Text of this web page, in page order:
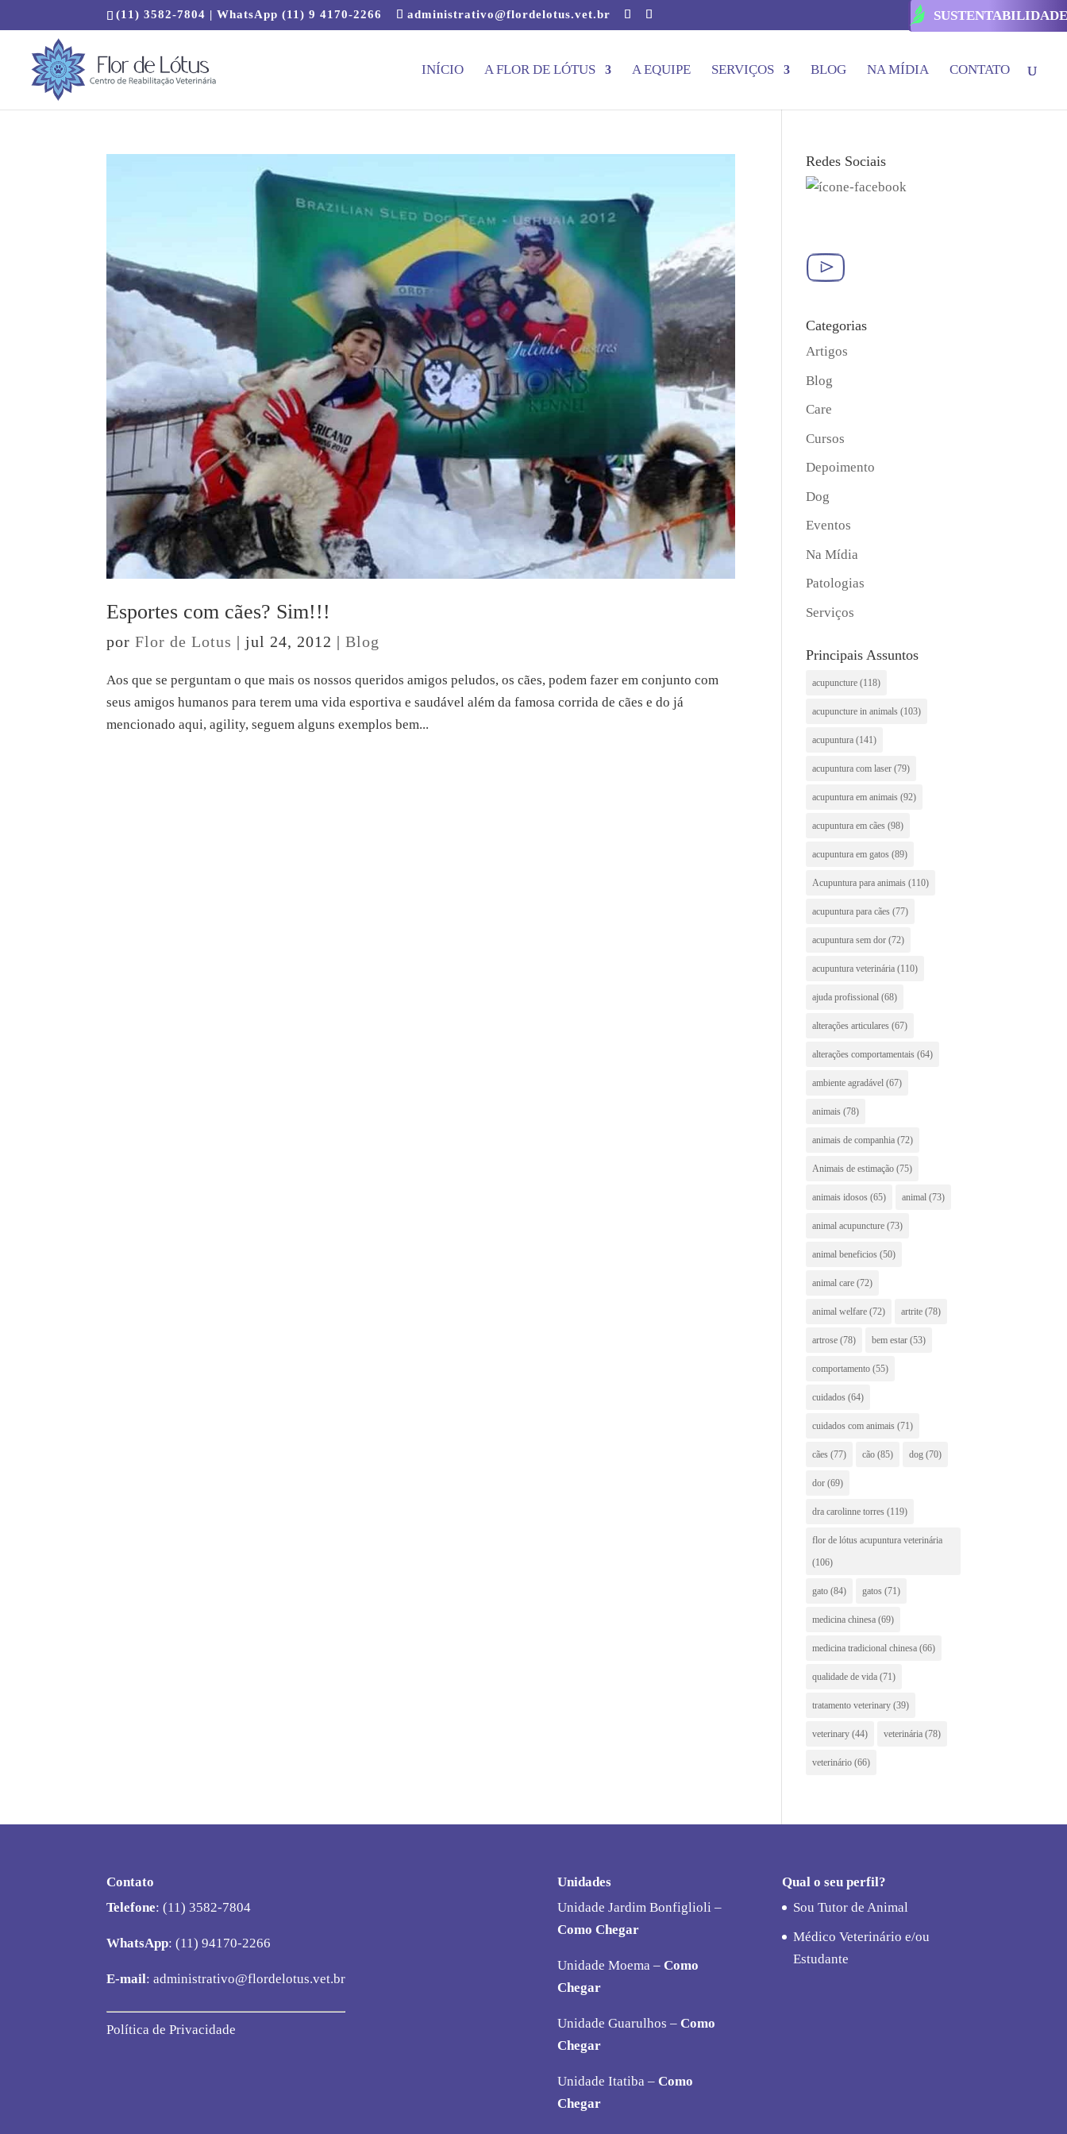
(11) 3582-7804 | WhatsApp (11) 9 4170-2266 administrativo@flordelotus.vet.br
INÍCIO A FLOR DE LÓTUS A EQUIPE SERVIÇOS BLOG NA MÍDIA CONTATO
Esportes com cães? Sim!!!
porFlor de Lotus |jul 24, 2012 |Blog
Aos que se perguntam o que mais os nossos queridos amigos peludos, os cães, podem fazer em conjunto com
seus amigos humanos para terem uma vida esportiva e saudável além da famosa corrida de cães e do já
mencionado aqui, agility, seguem alguns exemplos bem...
Redes Sociais
Categorias
Artigos
Blog
Care
Cursos
Depoimento
Dog
Eventos
Na Mídia
Patologias
Serviços
Principais Assuntos
acupuncture (118)
acupuncture in animals (103)
acupuntura (141)
acupuntura com laser (79)
acupuntura em animais (92)
acupuntura em cães (98)
acupuntura em gatos (89)
Acupuntura para animais (110)
acupuntura para cães (77)
acupuntura sem dor (72)
acupuntura veterinária (110)
ajuda profissional (68)
alterações articulares (67)
alterações comportamentais (64)
ambiente agradável (67)
animais (78)
animais de companhia (72)
Animais de estimação (75)
animais idosos (65) animal (73)
animal acupuncture (73)
animal beneficios (50)
animal care (72)
animal welfare (72) artrite (78)
artrose (78) bem estar (53)
comportamento (55)
cuidados (64)
cuidados com animais (71)
cães (77) cão (85) dog (70)
dor (69)
dra carolinne torres (119)
flor de lótus acupuntura veterinária
(106)
gato (84) gatos (71)
medicina chinesa (69)
medicina tradicional chinesa (66)
qualidade de vida (71)
tratamento veterinary (39)
veterinary (44) veterinária (78)
veterinário (66)
Contato
Telefone: (11) 3582-7804
WhatsApp: (11) 94170-2266
E-mail: administrativo@flordelotus.vet.br
Política de Privacidade
Unidades
Unidade Jardim Bonfiglioli –
Como Chegar
Unidade Moema – Como
Chegar
Unidade Guarulhos – Como
Chegar
Unidade Itatiba – Como
Chegar
Qual o seu perfil?
Sou Tutor de Animal
Médico Veterinário e/ou
Estudante
SUSTENTABILIDADE